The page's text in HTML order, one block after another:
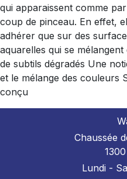
qui apparaissent comme
coup de pinceau. En effet,
adhérer que sur des
aquarelles qui se
de subtils dégradés Une
et le mélange des couleurs
conçu
Chaussée
Lundi -